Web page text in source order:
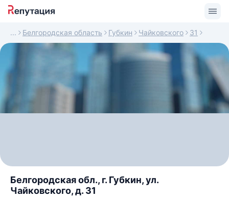
Белгородская область Губкин Чайковского 31
Белгородская обл., г. Губкин, ул.
Чайковского, д. 31